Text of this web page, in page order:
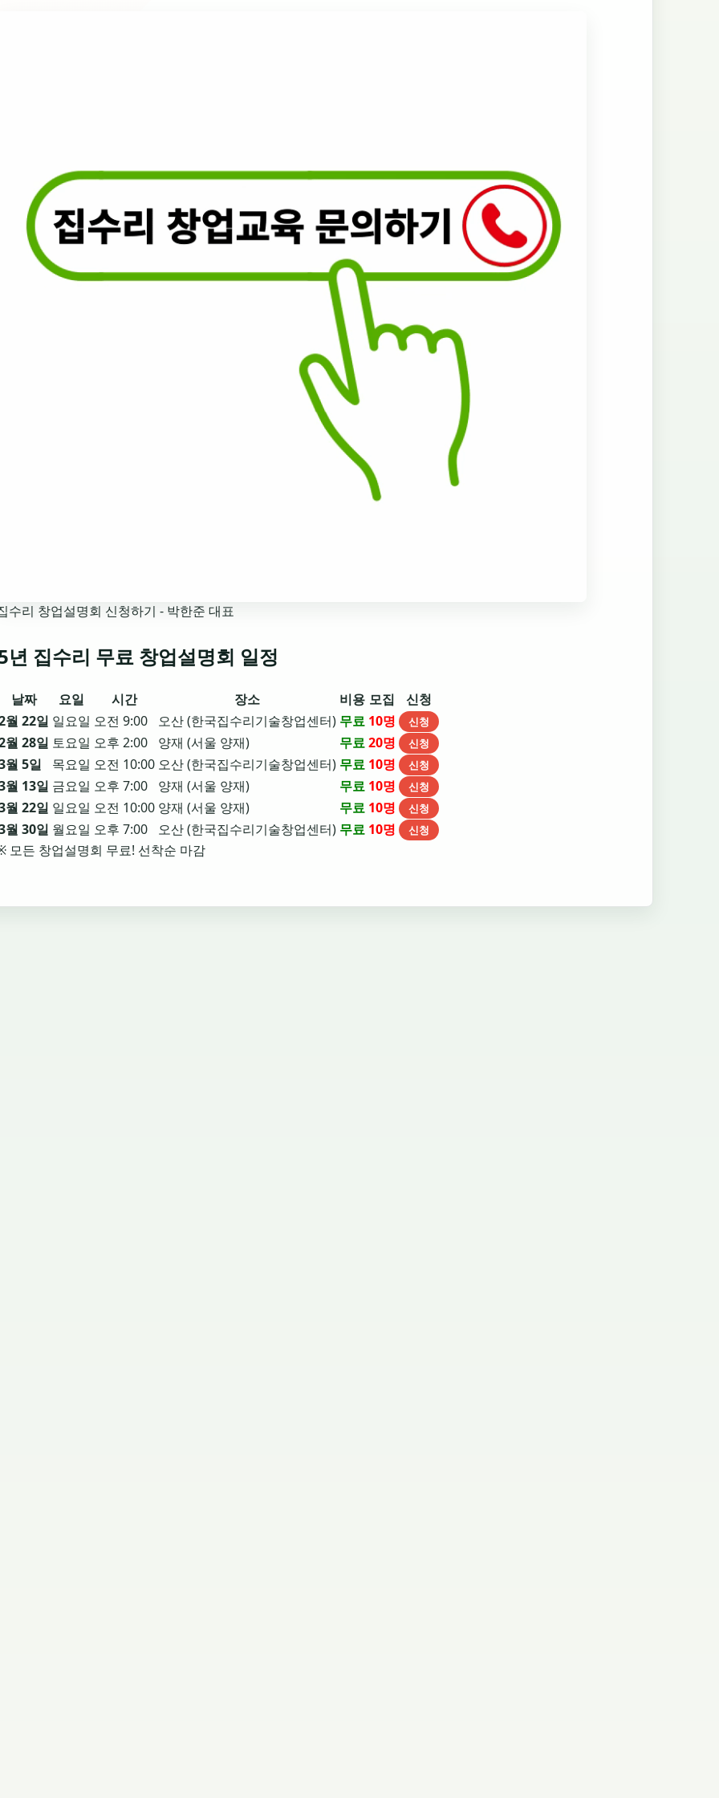
수리 창업설명회 신청하기 - 박한준 대표
년 집수리 무료 창업설명회 일정
날짜 요일 시간 장소 비용 모집
신청
월 22일 일요일 오전 9:00 오산 (한국집수리기술창업센터) 무료 10명 신청
월 28일 토요일 오후 2:00 양재 (서울 양재) 무료20명 신청
월 5일 목요일 오전 10:00 오산 (한국집수리기술창업센터) 무료 10명 신청
월 13일 금요일 오후 7:00 양재 (서울 양재) 무료 10명 신청
월 22일 일요일 오전 10:00 양재 (서울 양재) 무료 10명 신청
월 30일 월요일 오후 7:00 오산 (한국집수리기술창업센터) 무료 10명 신청
모든 창업설명회 무료! 선착순 마감